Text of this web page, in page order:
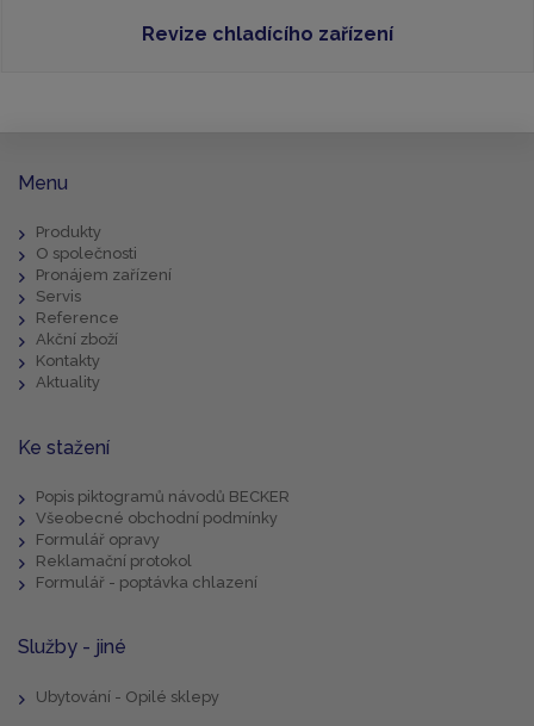
Revize chladícího zařízení
Menu
Produkty
O společnosti
Pronájem zařízení
Servis
Reference
Akční zboží
Kontakty
Aktuality
Ke stažení
Popis piktogramů návodů BECKER
Všeobecné obchodní podmínky
Formulář opravy
Reklamační protokol
Formulář - poptávka chlazení
Služby - jiné
Ubytování - Opilé sklepy